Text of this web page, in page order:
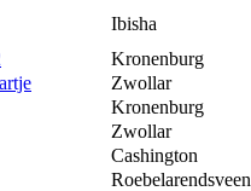
Ibisha
Kronenburg
Zwollar
Kronenburg
Zwollar
Cashington
Roebelarendsveen